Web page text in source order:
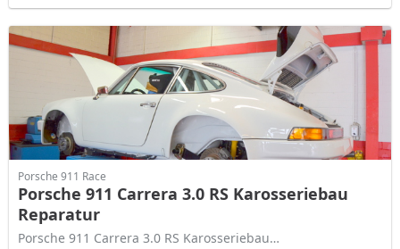
Porsche 911 Race
Porsche 911 Carrera 3.0 RS Karosseriebau
Reparatur
Porsche 911 Carrera 3.0 RS Karosseriebau…